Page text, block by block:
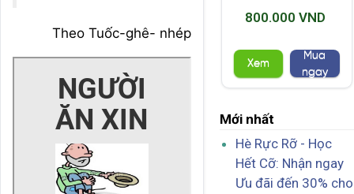
Theo Tuốc-ghê- nhép
800.000 VND
Xem
Mua
ngay
Mới nhất
Hè Rực Rỡ - Học
Hết Cỡ: Nhận ngay
Ưu đãi đến 30% cho